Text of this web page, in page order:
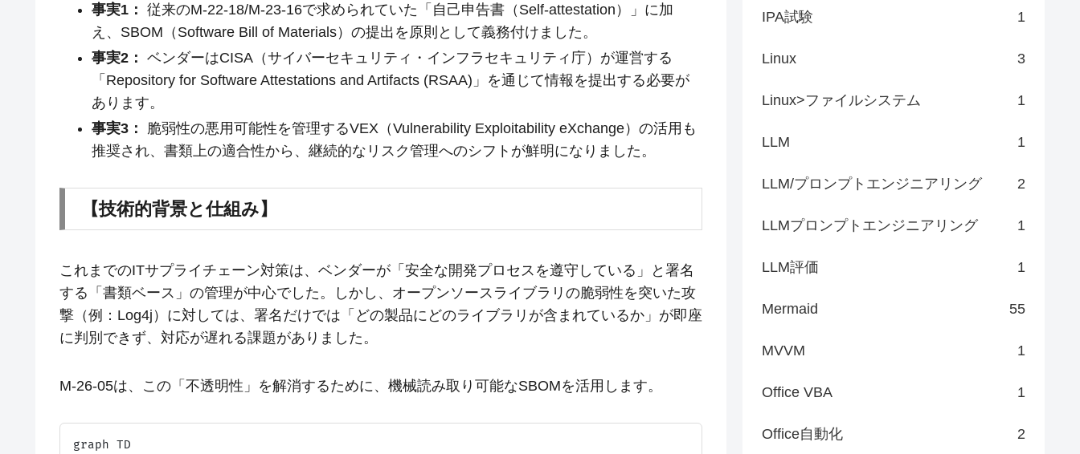
事実1： 従来のM-22-18/M-23-16で求められていた「自己申告書（Self-attestation）」に加
え、SBOM（Software Bill of Materials）の提出を原則として義務付けました。
事実2： ベンダーはCISA（サイバーセキュリティ・インフラセキュリティ庁）が運営する
「Repository for Software Attestations and Artifacts (RSAA)」を通じて情報を提出する必要が
あります。
事実3：
脆弱性の悪用可能性を管理するVEX（Vulnerability Exploitability eXchange）の活用も
推奨され、書類上の適合性から、継続的なリスク管理へのシフトが鮮明になりました。
【技術的背景と仕組み】
これまでのITサプライチェーン対策は、ベンダーが「安全な開発プロセスを遵守している」と署名
する「書類ベース」の管理が中心でした。しかし、オープンソースライブラリの脆弱性を突いた攻
撃（例：Log4j）に対しては、署名だけでは「どの製品にどのライブラリが含まれているか」が即座
に判別できず、対応が遅れる課題がありました。
M-26-05は、この「不透明性」を解消するために、機械読み取り可能なSBOMを活用します。
graph TD
IPA試験 1
Linux 3
Linux>ファイルシステム 1
LLM 1
LLM/プロンプトエンジニアリング 2
LLMプロンプトエンジニアリング 1
LLM評価 1
Mermaid 55
MVVM 1
Office VBA 1
Office自動化 2